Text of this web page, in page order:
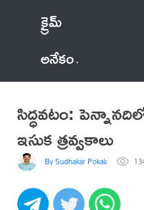
క్రైమ్
అనేకం
సిద్ధవటం:
ఇసుక త్రవ్వకాలు
By Sudhakar Pokala